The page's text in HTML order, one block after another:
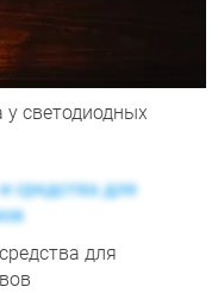
у светодиодных
для